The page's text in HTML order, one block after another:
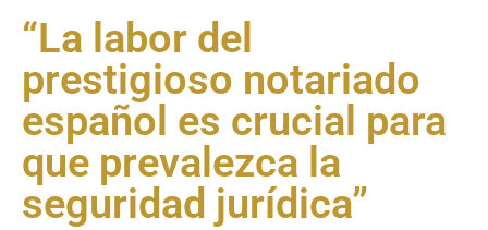
“La labor del
prestigioso notariado
español es crucial para
que prevalezca la
seguridad jurídica”